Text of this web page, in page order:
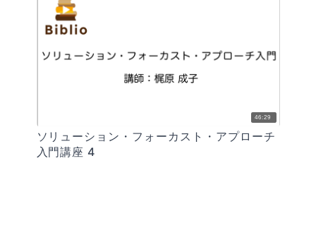
46:29
ソリューション・フォーカスト・アプローチ
入門講座 4